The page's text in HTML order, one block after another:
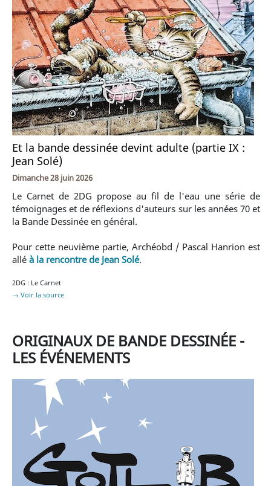
Et la bande dessinée devint adulte (partie IX :
Jean Solé)
Dimanche 28 juin 2026
Le Carnet de 2DG propose au fil de l'eau une série de
témoignages et de réflexions d'auteurs sur les années 70 et
la Bande Dessinée en général.
Pour cette neuvième partie, Archéobd / Pascal Hanrion est
allé à la rencontre de Jean Solé.
2DG : Le Carnet
→ Voir la source
ORIGINAUX DE BANDE DESSINÉE -
LES ÉVÉNEMENTS